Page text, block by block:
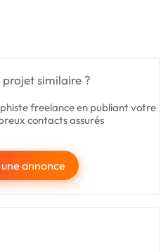
projet similaire ?
freelance en publiant votre
contacts assurés
annonce